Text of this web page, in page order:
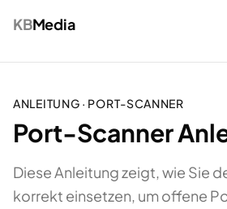
KBMedia
ANLEITUNG · PORT-SCANNER
Port-Scanner
Diese Anleitung zeigt, wie Sie
korrekt einsetzen, um offene